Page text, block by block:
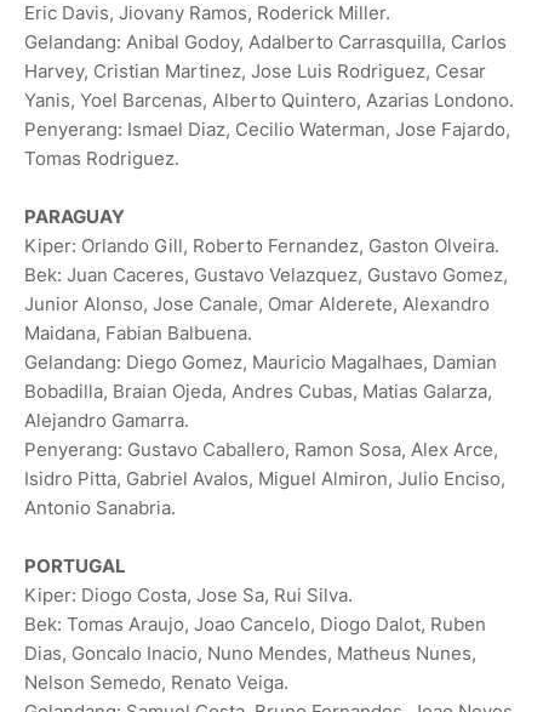
Eric Davis, Jiovany Ramos, Roderick Miller.
Gelandang: Anibal Godoy, Adalberto Carrasquilla, Carlos
Harvey, Cristian Martinez, Jose Luis Rodriguez, Cesar
Yanis, Yoel Barcenas, Alberto Quintero, Azarias Londono.
Penyerang: Ismael Diaz, Cecilio Waterman, Jose Fajardo,
Tomas Rodriguez.
PARAGUAY
Kiper: Orlando Gill, Roberto Fernandez, Gaston Olveira.
Bek: Juan Caceres, Gustavo Velazquez, Gustavo Gomez,
Junior Alonso, Jose Canale, Omar Alderete, Alexandro
Maidana, Fabian Balbuena.
Gelandang: Diego Gomez, Mauricio Magalhaes, Damian
Bobadilla, Braian Ojeda, Andres Cubas, Matias Galarza,
Alejandro Gamarra.
Penyerang: Gustavo Caballero, Ramon Sosa, Alex Arce,
Isidro Pitta, Gabriel Avalos, Miguel Almiron, Julio Enciso,
Antonio Sanabria.
PORTUGAL
Kiper: Diogo Costa, Jose Sa, Rui Silva.
Bek: Tomas Araujo, Joao Cancelo, Diogo Dalot, Ruben
Dias, Goncalo Inacio, Nuno Mendes, Matheus Nunes,
Nelson Semedo, Renato Veiga.